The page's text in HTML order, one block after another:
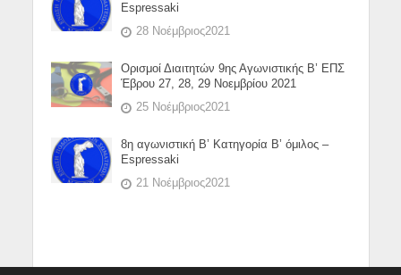
Espressaki
28 Νοέμβριος2021
Ορισμοί Διαιτητών 9ης Αγωνιστικής Β’ ΕΠΣ
Έβρου 27, 28, 29 Νοεμβρίου 2021
25 Νοέμβριος2021
8η αγωνιστική Β’ Κατηγορία Β’ όμιλος –
Espressaki
21 Νοέμβριος2021